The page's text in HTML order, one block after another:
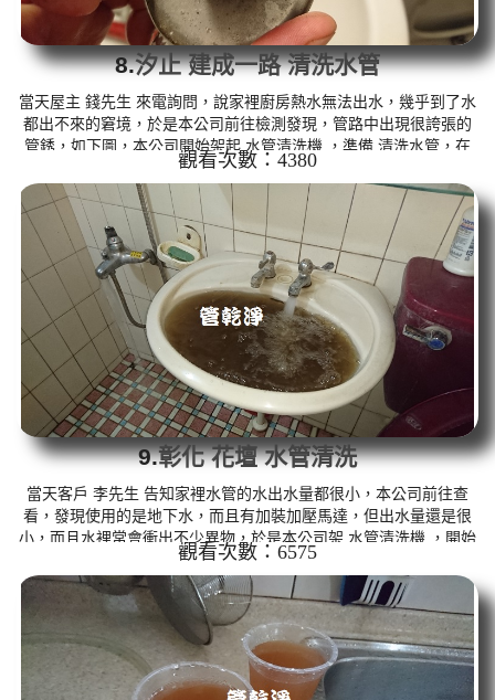
8.汐止 建成一路 清洗水管
當天屋主 錢先生 來電詢問，說家裡廚房熱水無法出水，幾乎到了水
都出不來的窘境，於是本公司前往檢測發現，管路中出現很誇張的
管銹，如下圖，本公司開始架起 水管清洗機 ，準備 清洗水管，在
洗水管 時， 水管一直噴出鐵鏽水， 水管清洗 約兩個多小時，熱水
管路終於出水正常，熱水器也正常運作了。 清洗水管,水管清洗, 洗
水管, 熱水管堵塞, 熱水忽冷忽熱 ...
觀看次數：4380
9.彰化 花壇 水管清洗
當天客戶 李先生 告知家裡水管的水出水量都很小，本公司前往查
看，發現使用的是地下水，而且有加裝加壓馬達，但出水量還是很
小，而且水裡常會衝出不少異物，於是本公司架 水管清洗機 ，開始
清洗水管，洗水管 時， 水管不斷噴出贓水，如下圖， 水管清洗 約
兩個多小時，水管路終於出水正常，不用加壓馬達也很大水，電費
就省起來了。 清洗水管,水管清洗, 洗水管, 熱水管堵塞, 熱水忽冷忽
熱 ...
觀看次數：6575